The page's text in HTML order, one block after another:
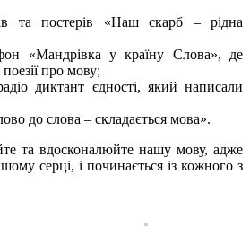
та постерів «Наш скарб – рідна
«Мандрівка у країну Слова», де
про мову;
диктант єдності, який написали
до слова – складається мова».
вдосконалюйте нашу мову, адже
серці, і починається із кожного з